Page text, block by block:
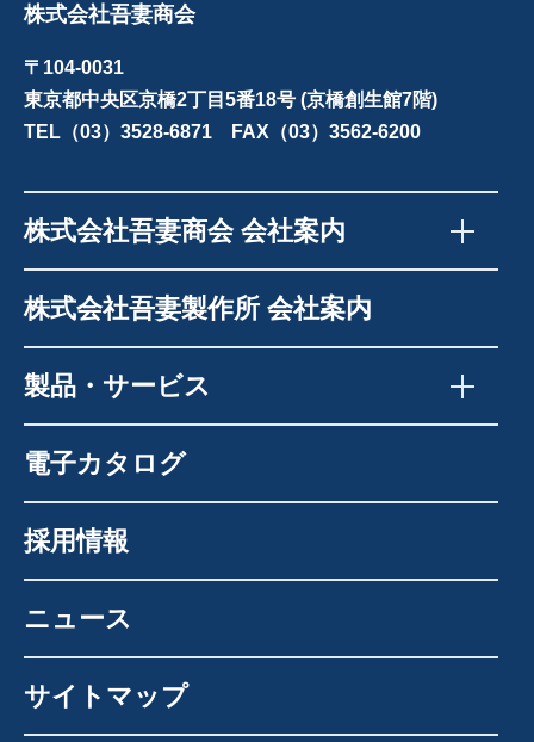
株式会社吾妻商会
〒104-0031
東京都中央区京橋2丁目5番18号 (京橋創生館7階)
TEL（03）3528-6871 FAX（03）3562-6200
株式会社吾妻商会 会社案内
株式会社吾妻製作所 会社案内
製品・サービス
電子カタログ
採用情報
ニュース
サイトマップ